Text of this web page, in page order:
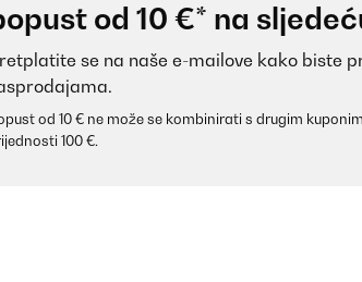
od 10 €* na
se na naše e-mailove kako biste
od 10 € ne može se kombinirati s drugim
100 €.